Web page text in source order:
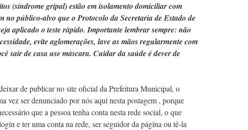
(síndrome gripal) estão em isolamento domiciliar com
no público-alvo que o Protocolo da Secretaria de Estado de
aplicado o teste rápido. Importante lembrar sempre: não
evite aglomerações, lave as mãos regularmente com
sair de casa use máscara. Cuidar da saúde é dever de
de publicar no site oficial da Prefeitura Municipal, o
vez ser denunciado por nós aqui nesta postagem , porque
que a pessoa tenha conta nesta rede social, o que
e ter uma conta na rede, ser seguidor da página ou tê-la